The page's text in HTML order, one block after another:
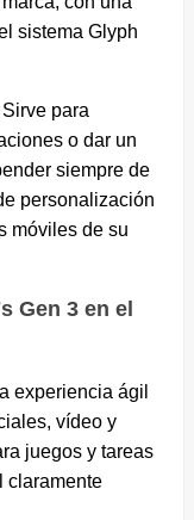
sistema Glyph
para
o dar un
siempre de
personalización
móviles de su
Gen 3 en el
experiencia ágil
vídeo y
juegos y tareas
claramente